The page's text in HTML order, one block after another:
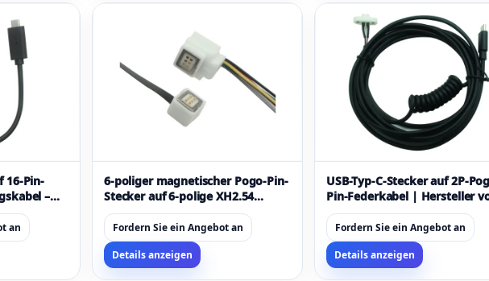
16-Pin-
–
an
6-poliger magnetischer Pogo-Pin-
Stecker auf 6-polige XH2.54
rechtwinklige Buchse –
Verbindungskabel mit
magnetischem Federstift |
Hersteller kundenspezifischer
Kabel
Fordern Sie ein Angebot an
Details anzeigen
USB-Typ-C-Stecker auf 2P-
Pin-Federkabel | Hersteller
kundenspezifischen Pogo-Pin-
Spiralkabeln
Fordern Sie ein Angebot an
Details anzeigen